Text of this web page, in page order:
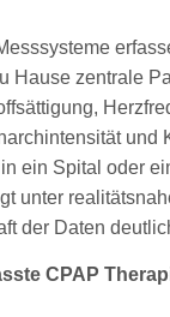
Hause zentrale
und
ein Spital oder
unter
der Daten
CPAP